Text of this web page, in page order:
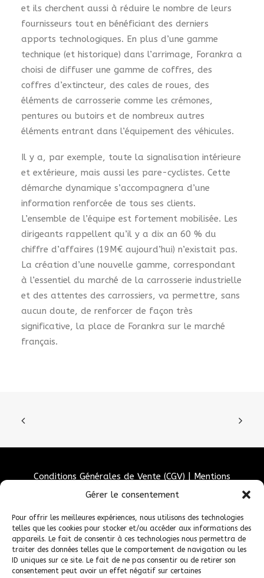
Gérer le consentement
Pour offrir les meilleures expériences, nous utilisons des technologies
telles que les cookies pour stocker et/ou accéder aux informations des
appareils. Le fait de consentir à ces technologies nous permettra de
traiter des données telles que le comportement de navigation ou les
ID uniques sur ce site. Le fait de ne pas consentir ou de retirer son
consentement peut avoir un effet négatif sur certaines
et ils cherchent aussi à réduire le nombre de leurs
fournisseurs tout en bénéficiant des derniers
apports technologiques. En plus d’une gamme
technique (et historique) dans l’arrimage, Forankra a
choisi de diffuser une gamme de coffres, des
coffres d’extincteur, des cales de roues, des
éléments de carrosserie comme les crémones,
pentures ou butoirs et de nombreux autres
éléments entrant dans l’équipement des véhicules.
Il y a, par exemple, toute la signalisation intérieure
et extérieure, mais aussi les pare-cyclistes. Cette
démarche dynamique s’accompagnera d’une
information renforcée de tous ses clients.
L’ensemble de l’équipe est fortement mobilisée. Les
dirigeants rappellent qu’il y a dix an 60 % du
chiffre d’affaires (19M€ aujourd’hui) n’existait pas.
La création d’une nouvelle gamme, correspondant
à l’essentiel du marché de la carrosserie industrielle
et des attentes des carrossiers, va permettre, sans
aucun doute, de renforcer de façon très
significative, la place de Forankra sur le marché
français.
Conditions Générales de Vente (CGV)
Mentions
Politique de confidentialité